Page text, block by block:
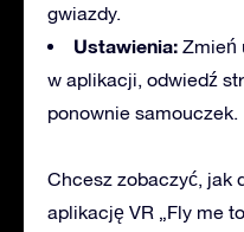
gwiazdy.
Ustawienia: Zmień
w aplikacji, odwiedź
ponownie samouczek.
Chcesz zobaczyć, jak
aplikację VR „Fly me